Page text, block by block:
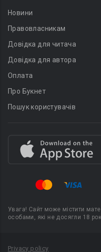
Новини
Правовласникам
Довідка для читача
Довідка для автора
Оплата
Про Букнет
Пошук користувачів
Увага! Сайт може містити
особами, які не досягли 18
Privacy policy